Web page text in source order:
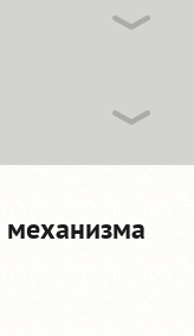
механизма